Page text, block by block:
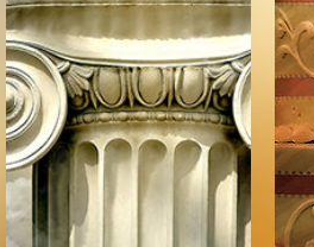
Kærlighed og had –
Hvad er storhed?